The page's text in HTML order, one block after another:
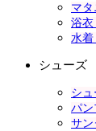
マ
浴衣
水着
シューズ
シ
パン
サン